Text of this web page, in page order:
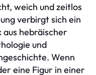
weich und zeitlos
verbirgt sich ein
hebräischer
und
Wenn
eine Figur in einer